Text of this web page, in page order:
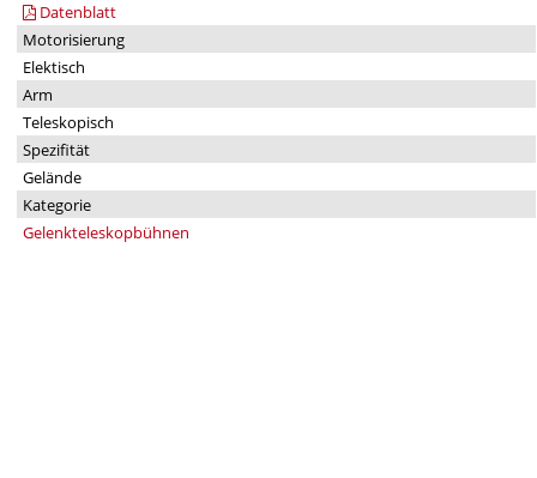
Datenblatt
Motorisierung
Elektisch
Arm
Teleskopisch
Spezifität
Gelände
Kategorie
Gelenkteleskopbühnen